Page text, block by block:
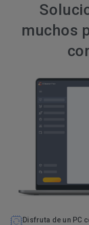
muchos
Disfruta de un PC